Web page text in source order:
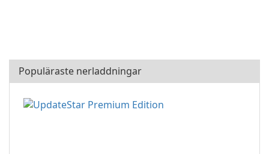
Populäraste nerladdningar